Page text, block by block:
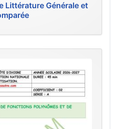
Littérature Générale et